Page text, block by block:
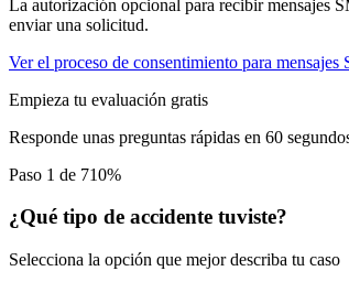
La autorización opcional para recibir mensajes
enviar una solicitud.
Ver el proceso de consentimiento para mensajes
Empieza tu evaluación gratis
Responde unas preguntas rápidas en 60
Paso 1 de 710%
¿Qué tipo de accidente tuviste?
Selecciona la opción que mejor describa tu caso